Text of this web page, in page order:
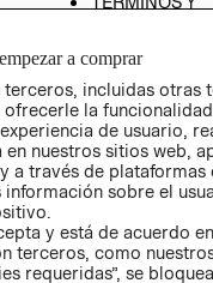
AVISO DE
PRIVACIDAD
GIFT CARD
AVISO DE
COOKIES
a comprar
incluidas otras
la
de usuario,
nuestros sitios web,
a través de plataformas
sobre el
y está de acuerdo
terceros, como
requeridas”, se